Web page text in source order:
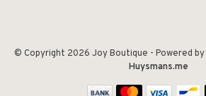
© Copyright 2026 Joy Boutique - Powered by
Huysmans.me